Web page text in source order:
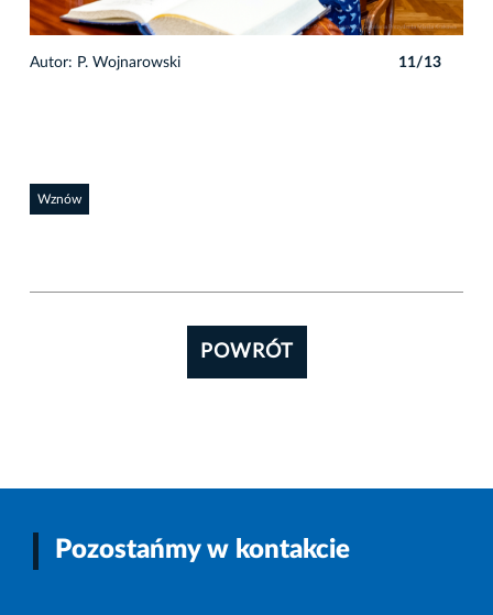
Autor: P. Wojnarowski 11/13
Wznów
POWRÓT
Pozostańmy w kontakcie